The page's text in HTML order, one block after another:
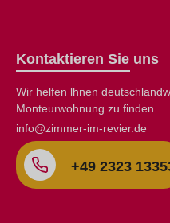
Kontaktieren Sie uns
Wir helfen lhnen
Monteurwohnung zu finden.
info@zimmer-im-revier.de
+49 2323